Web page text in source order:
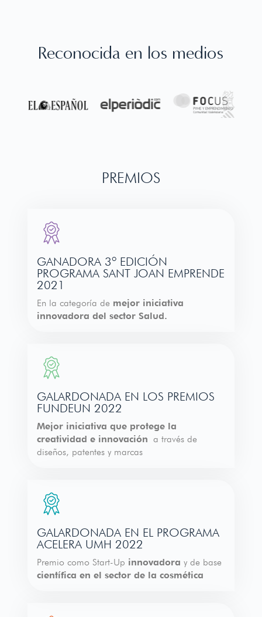
Reconocida en los medios
PREMIOS
GANADORA 3º EDICIÓN
PROGRAMA SANT JOAN EMPRENDE
2021
En la categoría de mejor iniciativa
innovadora del sector Salud.
GALARDONADA EN LOS PREMIOS
FUNDEUN 2022
Mejor iniciativa que protege la
creatividad e innovación a través de
diseños, patentes y marcas
GALARDONADA EN EL PROGRAMA
ACELERA UMH 2022
Premio como Start-Up innovadora y de base
científica en el sector de la cosmética